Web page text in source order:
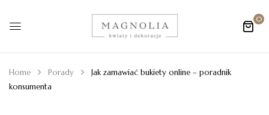
0
Home Porady
Jak zamawiać bukiety online – poradnik
konsumenta